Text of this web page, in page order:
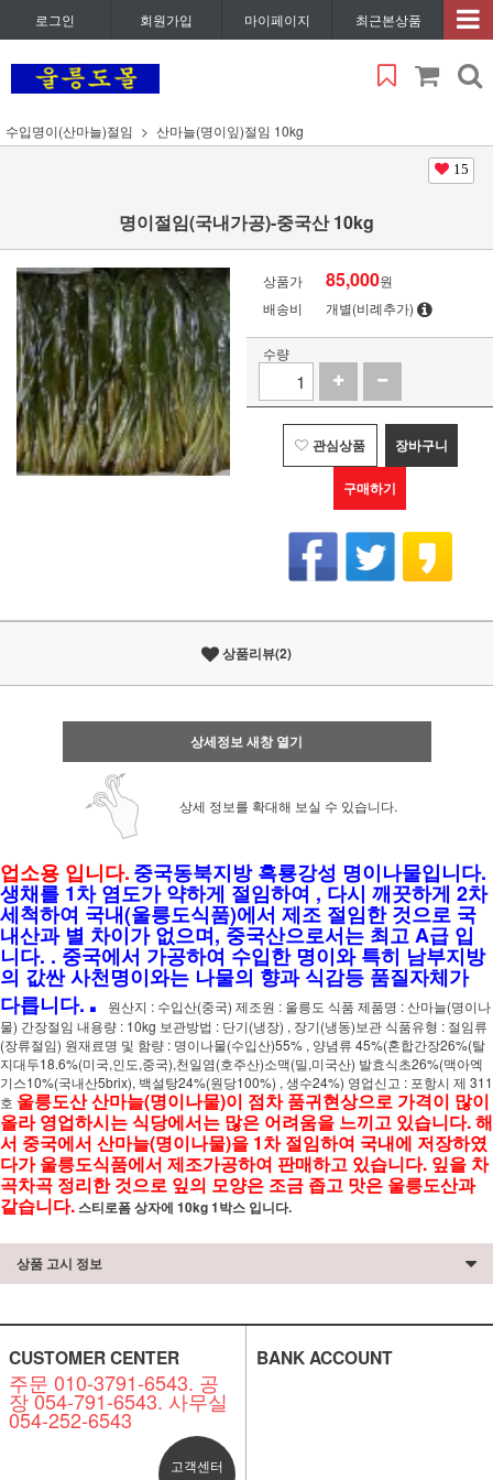
로그인 회원가입 마이페이지 최근본상품
수입명이(산마늘)절임 산마늘(명이잎)절임 10kg
15
명이절임(국내가공)-중국산 10kg
상품가 85,000원
배송비
개별(비례추가)
수량
관심상품 장바구니
구매하기
상품리뷰(2)
상세정보 새창 열기
상세 정보를 확대해 보실 수 있습니다.
업소용 입니다.중국동북지방 흑룡강성 명이나물입니다.
생채를 1차 염도가 약하게 절임하여 , 다시 깨끗하게 2차
세척하여 국내(울릉도식품)에서 제조 절임한 것으로 국
내산과 별 차이가 없으며, 중국산으로서는 최고 A급 입
니다. . 중국에서 가공하여 수입한 명이와 특히 남부지방
의 값싼 사천명이와는 나물의 향과 식감등 품질자체가
다릅니다. .원산지 : 수입산(중국) 제조원 : 울릉도 식품 제품명 : 산마늘(명이나
물) 간장절임 내용량 : 10kg 보관방법 : 단기(냉장) , 장기(냉동)보관 식품유형 : 절임류
(장류절임) 원재료명 및 함량 : 명이나물(수입산)55% , 양념류 45%(혼합간장26%(탈
지대두18.6%(미국,인도,중국),천일염(호주산)소맥(밀,미국산) 발효식초26%(맥아엑
기스10%(국내산5brix), 백설탕24%(원당100%) , 생수24%) 영업신고 : 포항시 제 311
호 울릉도산 산마늘(명이나물)이 점차 품귀현상으로 가격이 많이
올라 영업하시는 식당에서는 많은 어려움을 느끼고 있습니다. 해
서 중국에서 산마늘(명이나물)을 1차 절임하여 국내에 저장하였
다가 울릉도식품에서 제조가공하여 판매하고 있습니다. 잎을 차
곡차곡 정리한 것으로 잎의 모양은 조금 좁고 맛은 울릉도산과
같습니다. 스티로폼 상자에 10kg 1박스 입니다.
상품 고시 정보
CUSTOMER CENTER
주문 010-3791-6543. 공
장 054-791-6543. 사무실
054-252-6543
고객센터
BANK ACCOUNT